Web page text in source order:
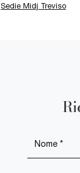
Sedie Midj Treviso